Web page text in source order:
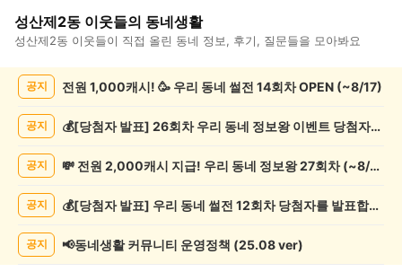
성산제2동 이웃들의 동네생활
성산제2동 이웃들이 직접 올린 동네 정보, 후기, 질문들을 모아봐요
목
공지 전원 1,000캐시! 🥳 우리 동네 썰전 14회차 OPEN (~8/17)
공지 💰[당첨자 발표] 26회차 우리 동네 정보왕 이벤트 당첨자를 발표합니다!
공지 💸 전원 2,000캐시 지급! 우리 동네 정보왕 27회차 (~8/10)
공지 💰[당첨자 발표] 우리 동네 썰전 12회차 당첨자를 발표합니다!
공지 📢동네생활 커뮤니티 운영정책 (25.08 ver)